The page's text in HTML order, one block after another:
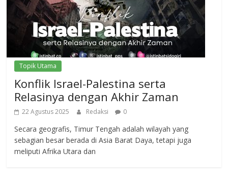
Topik Utama
Konflik Israel-Palestina serta
Relasinya dengan Akhir Zaman
22 Agustus 2025 Redaksi 0
Secara geografis, Timur Tengah adalah wilayah yang
sebagian besar berada di Asia Barat Daya, tetapi juga
meliputi Afrika Utara dan